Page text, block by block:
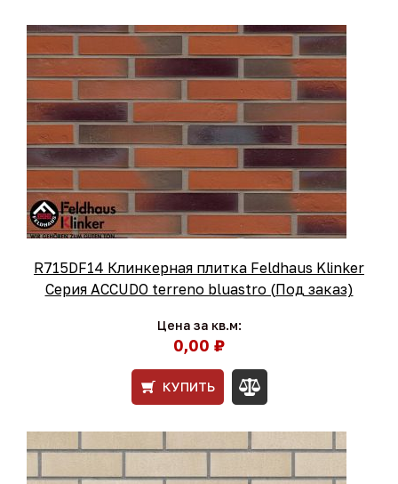
R715DF14 Клинкерная плитка Feldhaus Klinker
Серия ACCUDO terreno bluastro (Под заказ)
Цена за кв.м:
0,00 ₽
КУПИТЬ